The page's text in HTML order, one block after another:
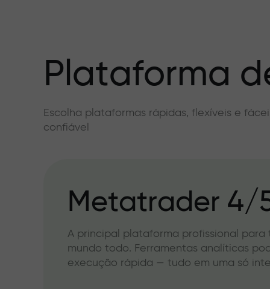
Plataforma
Escolha plataformas rápidas, flexíveis e
confiável
Metatrader 4/
A principal plataforma profissional para
mundo todo. Ferramentas analíticas
execução rápida — tudo em uma só